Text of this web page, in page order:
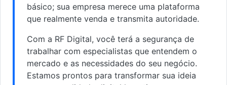
básico; sua empresa merece uma plataforma
que realmente venda e transmita autoridade.
Com a RF Digital, você terá a segurança de
trabalhar com especialistas que entendem o
mercado e as necessidades do seu negócio.
Estamos prontos para transformar sua ideia